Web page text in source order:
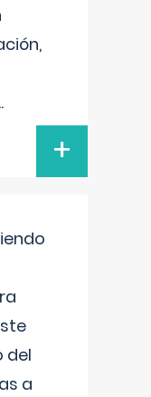
+
del
a